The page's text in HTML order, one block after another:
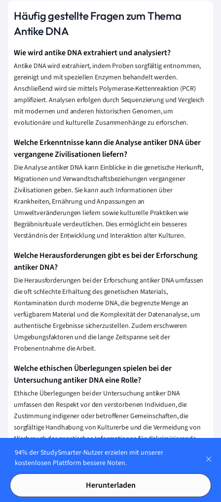
Häufig gestellte Fragen zum Thema
Antike DNA
Wie wird antike DNA extrahiert und analysiert?
Antike DNA wird extrahiert, indem Proben sorgfältig entnommen,
gereinigt und mit speziellen Enzymen behandelt werden.
Anschließend wird sie mittels Polymerase-Kettenreaktion (PCR)
amplifiziert. Analysen erfolgen durch Sequenzierung und Vergleich
mit modernen und anderen historischen Genomen, um
evolutionäre und kulturelle Zusammenhänge zu erforschen.
Welche Erkenntnisse kann die Analyse antiker DNA über
vergangene Zivilisationen liefern?
Die Analyse antiker DNA kann Einblicke in die genetische Herkunft,
Migrationen und Verwandtschaftsbeziehungen vergangener
Zivilisationen geben. Sie kann auch Informationen über
Krankheiten, Ernährung und Anpassungen an
Umweltveränderungen liefern sowie kulturelle Praktiken wie
Begräbnisrituale verdeutlichen. Dies ermöglicht ein besseres
Verständnis der Entwicklung und Interaktion alter Kulturen.
Welche Herausforderungen gibt es bei der Erforschung
antiker DNA?
Die Herausforderungen bei der Erforschung antiker DNA umfassen
die oft schlechte Erhaltung des genetischen Materials,
Kontamination durch moderne DNA, die begrenzte Menge an
verfügbarem Material und die Komplexität der Datenanalyse, um
authentische Ergebnisse sicherzustellen. Zudem erschweren
Umgebungsfaktoren und die lange Zeitspanne seit der
Probenentnahme die Arbeit.
Welche ethischen Überlegungen spielen bei der
Untersuchung antiker DNA eine Rolle?
Ethische Überlegungen bei der Untersuchung antiker DNA
umfassen den Respekt vor den verstorbenen Individuen, die
Zustimmung indigener oder betroffener Gemeinschaften, die
sorgfältige Handhabung von Kulturerbe und die Vermeidung von
Missbrauch der genetischen Informationen für diskriminierende
oder unethische Zwecke. Der Schutz der Privatsphäre der
vorgeschichtlichen Populationen ist ebenfalls wichtig.
Wie trägt die Analyse antiker DNA zur Erforschung
menschlicher Migrationen bei?
94% der StudySmarter-Nutzer erzielen mit unserer
kostenlosen Plattform bessere Noten.
Herunterladen